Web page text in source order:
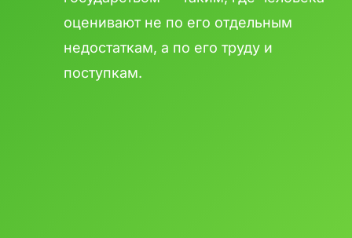
оценивают не по его отдельным
недостаткам, а по его труду и
поступкам.